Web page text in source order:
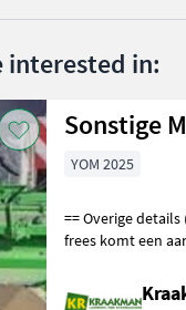
interested in:
Sonstige
YOM 2025
== Overige details (NL) == prijs: Prijs op aanvraag
frees komt een